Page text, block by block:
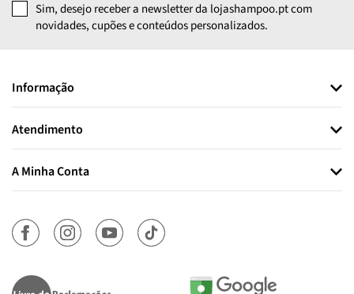
Sim, desejo receber a newsletter da lojashampoo.pt com
novidades, cupões e conteúdos personalizados.
Informação
Atendimento
A Minha Conta